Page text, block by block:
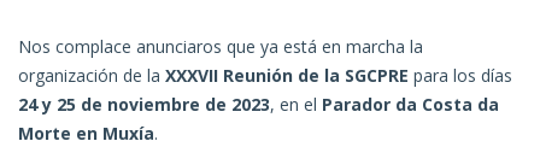
Nos complace anunciaros que ya está en marcha la
organización de la XXXVII Reunión de la SGCPRE para los días
24 y 25 de noviembre de 2023, en el Parador da Costa da
Morte en Muxía.